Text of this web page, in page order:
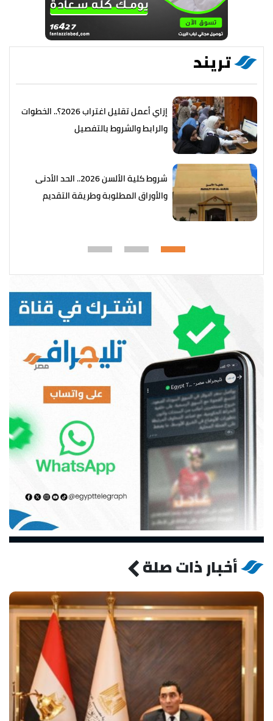
تريند
إزاي أعمل تقليل اغتراب 2026؟.. الخطوات
والرابط والشروط بالتفصيل
شروط كلية الألسن 2026.. الحد الأدنى
والأوراق المطلوبة وطريقة التقديم
أخبار ذات صلة